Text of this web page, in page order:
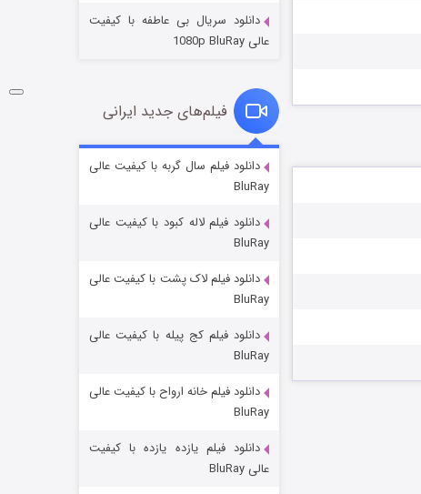
شوگر فصل ۲
قسمت
خاندان اژدها فصل ۳
دانلود سریال بی عاطفه با کیفیت
عالی 1080p BluRay
فیلم‌های جدید ایرانی
دانلود فیلم سال گربه با کیفیت عالی
BluRay
دانلود فیلم لاله کبود با کیفیت عالی
BluRay
دانلود فیلم لاک پشت با کیفیت عالی
BluRay
دانلود فیلم کج‌ پیله با کیفیت عالی
BluRay
دانلود فیلم خانه ارواح با کیفیت عالی
BluRay
دانلود فیلم یازده یازده با کیفیت
عالی BluRay